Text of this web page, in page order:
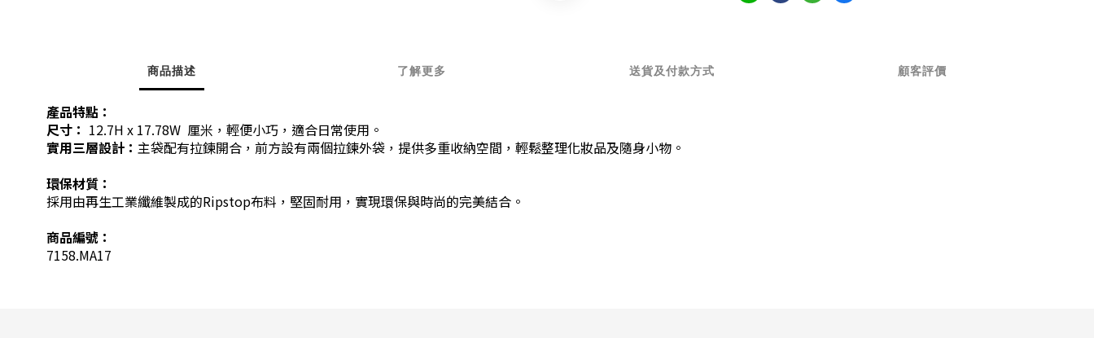
商品描述 了解更多 送貨及付款方式 顧客評價
產品特點：
尺寸： 12.7H x 17.78W 厘米，輕便小巧，適合日常使用。
實用三層設計： 主袋配有拉鍊開合，前方設有兩個拉鍊外袋，提供多重收納空間，輕鬆整理化妝品及隨身小物。
環保材質：
採用由再生工業纖維製成的Ripstop布料，堅固耐用，實現環保與時尚的完美結合。
商品編號：
7158.MA17